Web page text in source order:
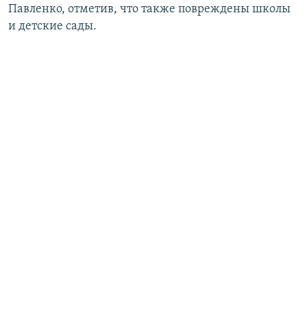
Павленко, отметив, что также повреждены школы
и детские сады.